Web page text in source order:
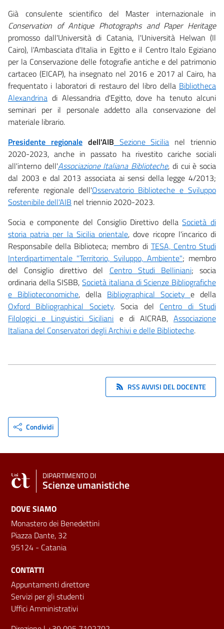
Già consulente scientifico del Master internazionale in
Conservation of Antique Photographs and Paper Heritage
promosso dall'Università di Catania, l'Università Helwan (Il
Cairo), l'Ambasciata d'Italia in Egitto e il Centro Italo Egiziano
per la Conservazione delle fotografie antiche e del patrimonio
cartaceo (EICAP), ha insegnato nel 2016 e 2017 al Cairo, ha
frequentato i laboratori di restauro del libro della Bibliotheca
Alexandrina di Alessandria d'Egitto, dove ha tenuto alcuni
seminari per il personale addetto alla conservazione del
materiale librario.
Presidente regionaledell'AIB Sezione Sicilia nel triennio
2020-2023, anche in passato ha rivestito cariche sociali
all'interno dell'Associazione Italiana Biblioteche, di cui è socia
dal 2003 e dal 2013 associata ai sensi della legge 4/2013;
referente regionale dell'Osservatorio Biblioteche e Sviluppo
Sostenibile dell'AIB nel triennio 2020-2023.
Socia e componente del Consiglio Direttivo dellaSocietà di
storia patria per la Sicilia orientale, dove ricopre l'incarico di
Responsabile della Biblioteca; membro di TESA, Centro Studi
Interdipartimentale "Territorio, Sviluppo, Ambiente"; membro
del Consiglio direttivo del Centro Studi Belliniani; socia
ordinaria della SISBB,Società italiana di Scienze Bibliografiche
e Biblioteconomiche, della Bibliographical Society e della
Oxford Bibliographical Society. Socia del Centro di Studi
Filologici e Linguistici Siciliani e di AICRAB,Associazione
Italiana del Conservatori degli Archivi e delle Biblioteche.
RSS AVVISI DEL DOCENTE
Condividi
DIPARTIMENTO DI
Scienze umanistiche
DOVE SIAMO
Monastero dei Benedettini
Piazza Dante, 32
95124 - Catania
CONTATTI
Appuntamenti direttore
Servizi per gli studenti
Uffici Amministrativi